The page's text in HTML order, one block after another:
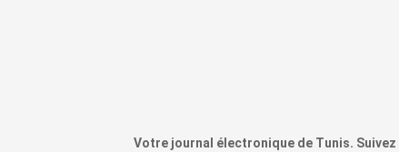
Votre journal électronique de Tunis. Suivez